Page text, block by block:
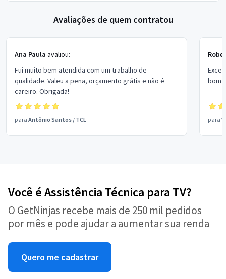
Avaliações de quem contratou
Ana Paula avaliou:
Fui muito bem atendida com um trabalho de
qualidade. Valeu a pena, orçamento grátis e não é
careiro. Obrigada!
para Antônio Santos / TCL
bom
para
Você é Assistência Técnica para TV?
O GetNinjas recebe mais de 250 mil pedidos
por mês e pode ajudar a aumentar sua renda
Quero me cadastrar